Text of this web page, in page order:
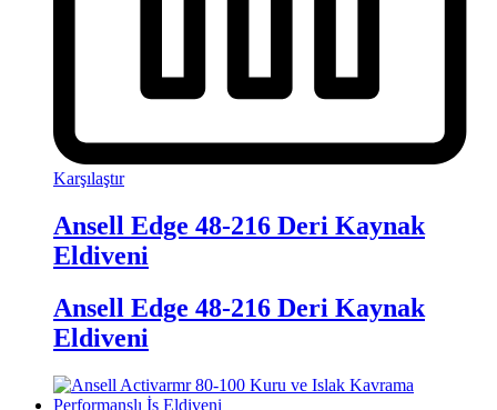
Karşılaştır
Ansell Edge 48-216 Deri Kaynak
Eldiveni
Ansell Edge 48-216 Deri Kaynak
Eldiveni